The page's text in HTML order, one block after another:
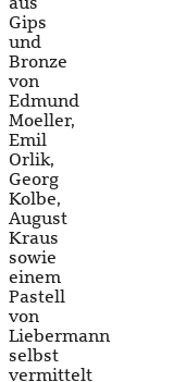
Gips
und
Bronze
von
Edmund
Moeller,
Emil
Orlik,
Georg
Kolbe,
August
Kraus
sowie
einem
Pastell
von
Liebermann
selbst
vermittelt